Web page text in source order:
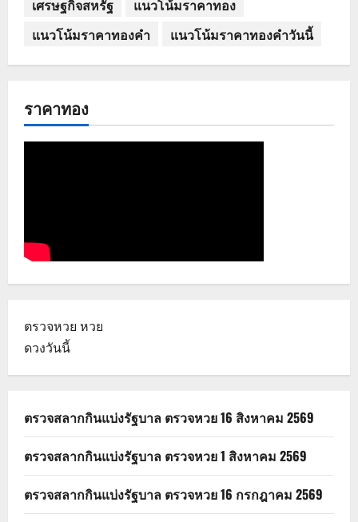
เศรษฐกิจสหรัฐ
แนวโน้มราคาทอง
แนวโน้มราคาทองคำ
แนวโน้มราคาทองคำวันนี้
ราคาทอง
ตรวจหวย หวย
ดวงวันนี้
ตรวจสลากกินแบ่งรัฐบาล ตรวจหวย 16 สิงหาคม 2569
ตรวจสลากกินแบ่งรัฐบาล ตรวจหวย 1 สิงหาคม 2569
ตรวจสลากกินแบ่งรัฐบาล ตรวจหวย 16 กรกฎาคม 2569